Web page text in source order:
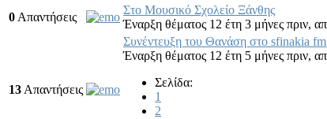
0 Απαντήσεις
Στο Μουσικό Σχολείο Ξάνθης
Έναρξη θέματος 12 έτη 3 μήνες πριν,
13 Απαντήσεις
Συνέντευξη του Θανάση στο sfinakia
Έναρξη θέματος 12 έτη 5 μήνες πριν,
Σελίδα:
1
2